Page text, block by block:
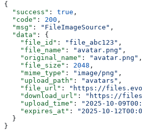
{
  "success"
: true ,
  "code"
: 200 ,
  "msg"
: "FileImageSource" ,
  "data"
: {
    "file_id"
: "file_abc123" ,
    "file_name"
: "avatar.png" ,
    "original_name"
: "avatar.png" ,
    "file_size"
: 2048 ,
    "mime_type"
: "image/png" ,
    "upload_path"
: "avatars" ,
    "file_url"
:
"https://
    "download_url"
:
"https://
    "upload_time"
: "2025-10-
    "expires_at"
:
"2025-10-
  }
}